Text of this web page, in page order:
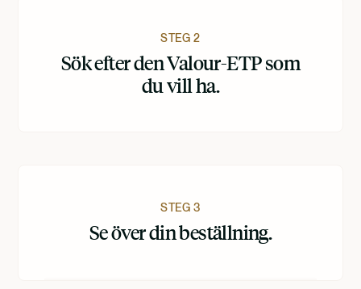
STEG 2
Sök efter den Valour-ETP som
du vill ha.
STEG 3
Se över din beställning.